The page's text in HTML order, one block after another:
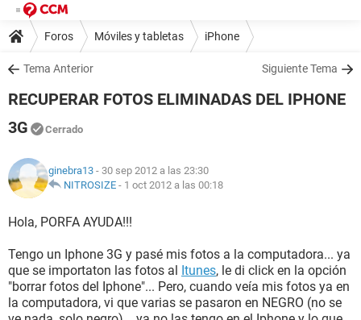
Foros Móviles y tabletas iPhone
Tema Anterior Siguiente Tema
RECUPERAR FOTOS ELIMINADAS DEL IPHONE
3G
Cerrado
ginebra13 - 30 sep 2012 a las 23:30
NITROSIZE - 1 oct 2012 a las 00:18
Hola, PORFA AYUDA!!!
Tengo un Iphone 3G y pasé mis fotos a la computadora... ya
que se importaton las fotos al Itunes, le di click en la opción
"borrar fotos del Iphone"... Pero, cuando veía mis fotos ya en
la computadora, vi que varias se pasaron en NEGRO (no se